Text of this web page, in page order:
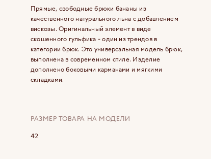
Прямые, свободные брюки бананы из
качественного натурального льна с добавлением
вискозы. Оригинальный элемент в виде
скошенного гульфика - один из трендов в
категории брюк. Это универсальная модель брюк,
выполнена в современном стиле. Изделие
дополнено боковыми карманами и мягкими
складками.
РАЗМЕР ТОВАРА НА МОДЕЛИ
42